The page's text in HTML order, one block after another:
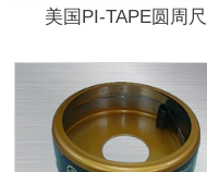
美国PI-TAPE圆周尺